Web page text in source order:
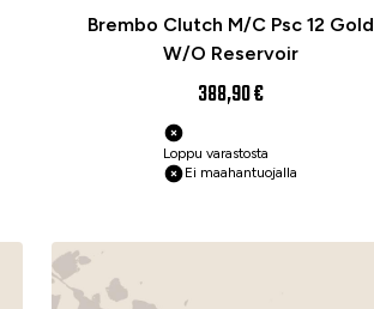
Brembo Clutch M/C Psc 12 Gold
W/O Reservoir
388,90 €
Loppu varastosta
Ei maahantuojalla